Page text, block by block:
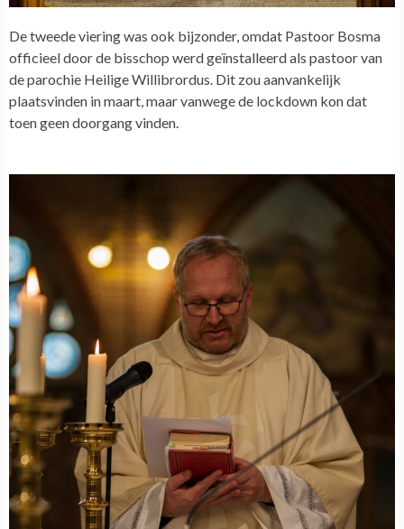
De tweede viering was ook bijzonder, omdat Pastoor Bosma
officieel door de bisschop werd geïnstalleerd als pastoor van
de parochie Heilige Willibrordus. Dit zou aanvankelijk
plaatsvinden in maart, maar vanwege de lockdown kon dat
toen geen doorgang vinden.